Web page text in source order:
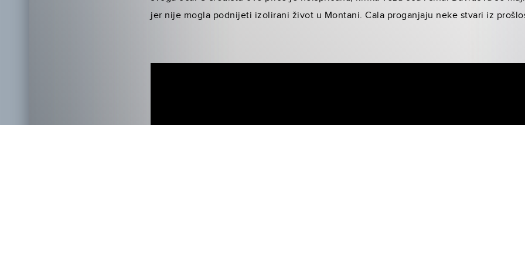
jer nije mogla podnijeti izolirani život u Montani. Cala proganjaju neke stvari iz